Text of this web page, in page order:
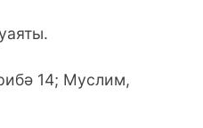
14; Муслим,